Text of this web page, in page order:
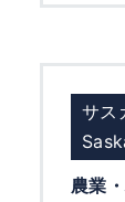
サス
農業